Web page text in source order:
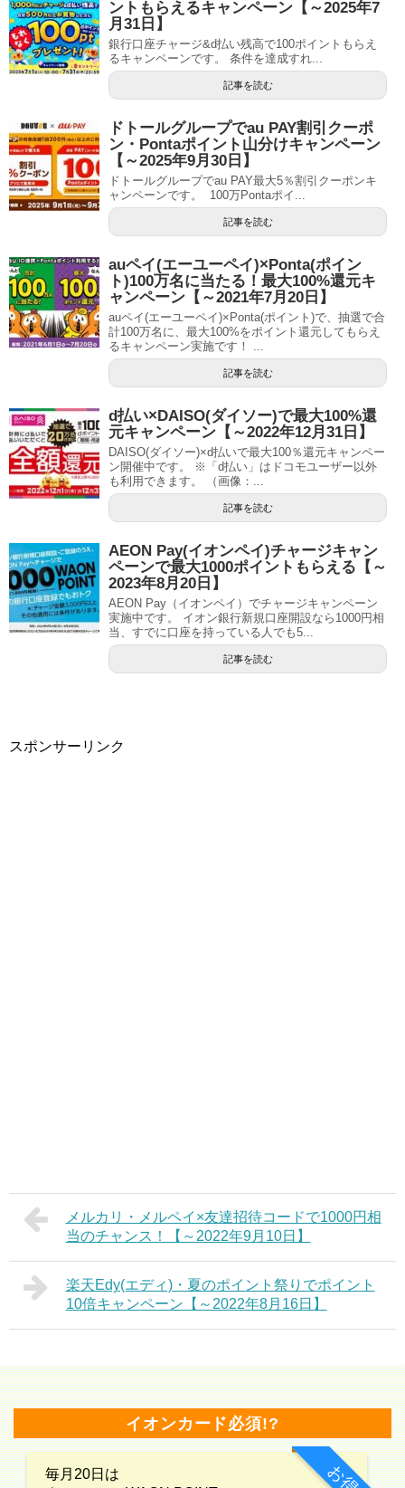
ントもらえるキャンペーン【～2025年7
月31日】
銀行口座チャージ&d払い残高で100ポイントもらえ
るキャンペーンです。 条件を達成すれ...
記事を読む
ドトールグループでau PAY割引クーポ
ン・Pontaポイント山分けキャンペーン
【～2025年9月30日】
ドトールグループでau PAY最大5％割引クーポンキ
ャンペーンです。 100万Pontaポイ...
記事を読む
auペイ(エーユーペイ)×Ponta(ポイン
ト)100万名に当たる！最大100%還元キ
ャンペーン【～2021年7月20日】
auペイ(エーユーペイ)×Ponta(ポイント)で、抽選で合
計100万名に、最大100%をポイント還元してもらえ
るキャンペーン実施です！ ...
記事を読む
d払い×DAISO(ダイソー)で最大100%還
元キャンペーン【～2022年12月31日】
DAISO(ダイソー)×d払いで最大100％還元キャンペー
ン開催中です。 ※「d払い」はドコモユーザー以外
も利用できます。 （画像：...
記事を読む
AEON Pay(イオンペイ)チャージキャン
ペーンで最大1000ポイントもらえる【～
2023年8月20日】
AEON Pay（イオンペイ）でチャージキャンペーン
実施中です。 イオン銀行新規口座開設なら1000円相
当、すでに口座を持っている人でも5...
記事を読む
スポンサーリンク
メルカリ・メルペイ×友達招待コードで1000円相
当のチャンス！【～2022年9月10日】
楽天Edy(エディ)・夏のポイント祭りでポイント
10倍キャンペーン【～2022年8月16日】
イオンカード必須!?
お得
毎月20日は